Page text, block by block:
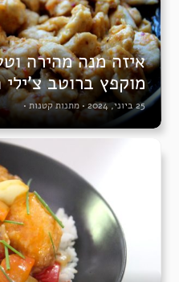
איזה מנה מהירה
מוקפץ ברוטב
25 ביוני, 2024 • מתנות קטנות•